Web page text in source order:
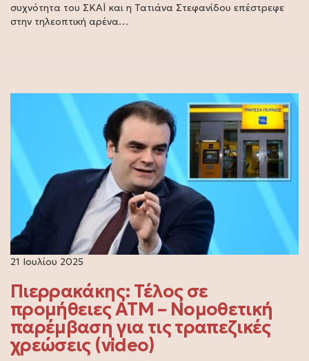
συχνότητα του ΣΚΑΪ και η Τατιάνα Στεφανίδου επέστρεφε
στην τηλεοπτική αρένα…
21 Ιουλίου 2025
Πιερρακάκης: Τέλος σε
προμήθειες ΑΤΜ – Νομοθετική
παρέμβαση για τις τραπεζικές
χρεώσεις (video)